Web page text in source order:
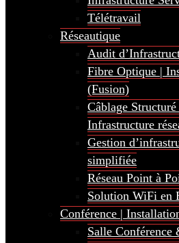
Télétravail
Réseautique
Audit
Fibre Optique |
(Fusion)
Câblage
Infrastructure
Gestion
simplifiée
Réseau Point à
Solution WiFi en
Conférence |
Salle